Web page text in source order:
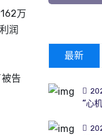
万
润
告
最新
“心